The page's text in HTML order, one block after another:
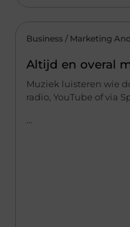
Business / Marketing
Altijd en overal
Muziek luisteren wie
radio, YouTube of via